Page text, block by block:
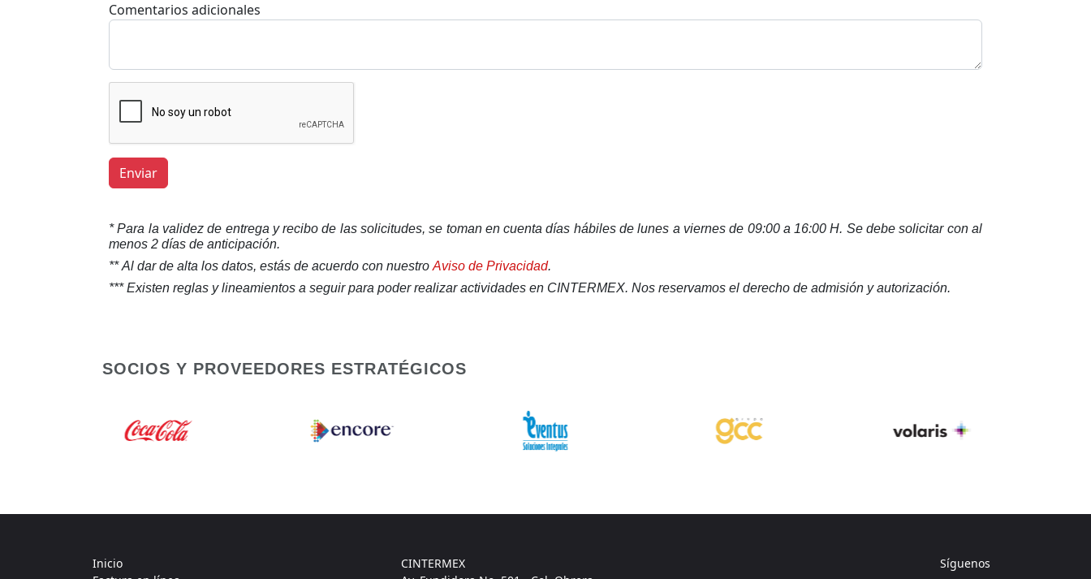
Comentarios adicionales
Enviar
* Para la validez de entrega y recibo de las solicitudes, se toman en cuenta días hábiles de lunes a viernes de 09:00 a 16:00 H. Se debe solicitar con al
menos 2 días de anticipación.
** Al dar de alta los datos, estás de acuerdo con nuestroAviso de Privacidad.
*** Existen reglas y lineamientos a seguir para poder realizar actividades en CINTERMEX. Nos reservamos el derecho de admisión y autorización.
SOCIOS Y PROVEEDORES ESTRATÉGICOS
Inicio
CINTERMEX
Síguenos